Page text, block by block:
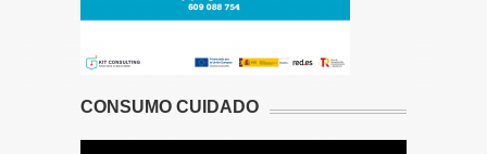
CONSUMO CUIDADO